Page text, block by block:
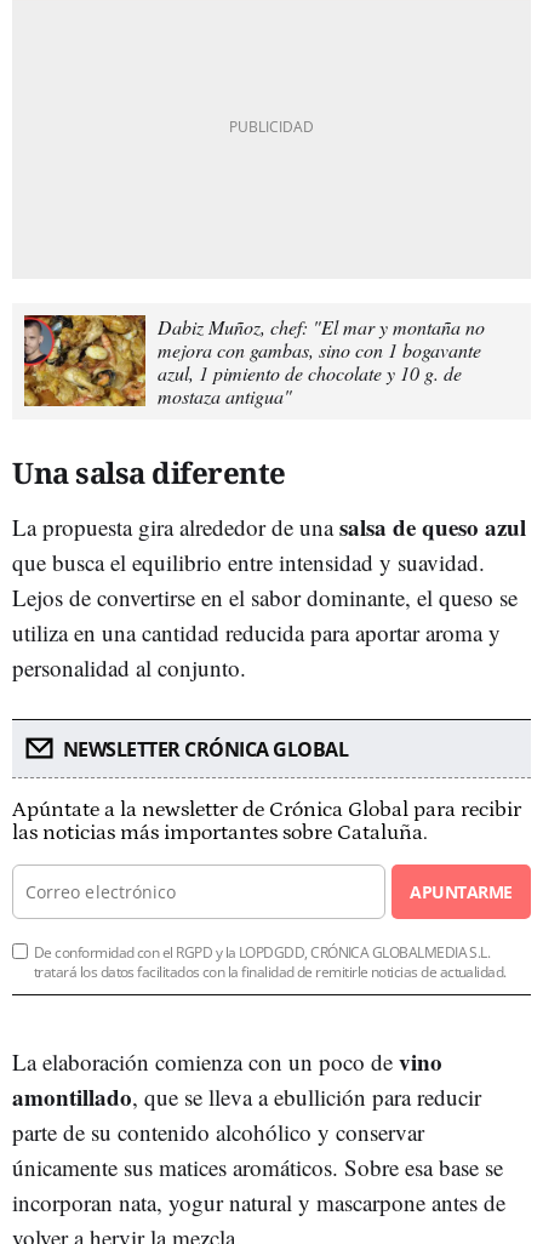
Dabiz Muñoz, chef: "El mar y montaña no
mejora con gambas, sino con 1 bogavante
azul, 1 pimiento de chocolate y 10 g. de
mostaza antigua"
Una salsa diferente
La propuesta gira alrededor de unasalsa de queso azul
que busca el equilibrio entre intensidad y suavidad.
Lejos de convertirse en el sabor dominante, el queso se
utiliza en una cantidad reducida para aportar aroma y
personalidad al conjunto.
NEWSLETTER CRÓNICA GLOBAL
Apúntate a la newsletter de Crónica Global para recibir
las noticias más importantes sobre Cataluña.
APUNTARME
De conformidad con el RGPD y la LOPDGDD, CRÓNICA GLOBALMEDIA S.L.
tratará los datos facilitados con la finalidad de remitirle noticias de actualidad.
La elaboración comienza con un poco de vino
amontillado, que se lleva a ebullición para reducir
parte de su contenido alcohólico y conservar
únicamente sus matices aromáticos. Sobre esa base se
incorporan nata, yogur natural y mascarpone antes de
volver a hervir la mezcla.